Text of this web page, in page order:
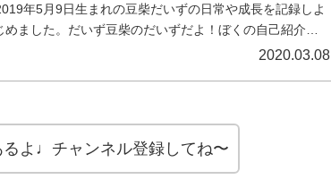
年5月9日生まれの豆柴だいずの日常や成長を記録しよ
ました。だいず豆柴のだいずだよ！ぼくの自己紹介を
2020.03.08
よ♩チャンネル登録してね〜